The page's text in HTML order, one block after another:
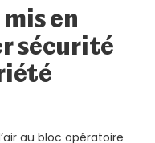
?
en
sécurité
au bloc opératoire